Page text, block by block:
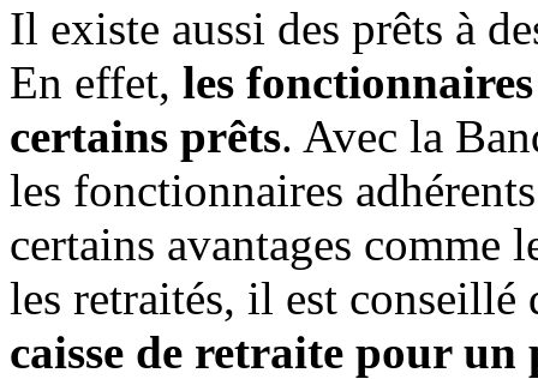
Il existe aussi des prêts à
En effet, les
certains prêts. Avec la
les fonctionnaires
certains avantages comme
les retraités, il est conseillé
caisse de retraite pour